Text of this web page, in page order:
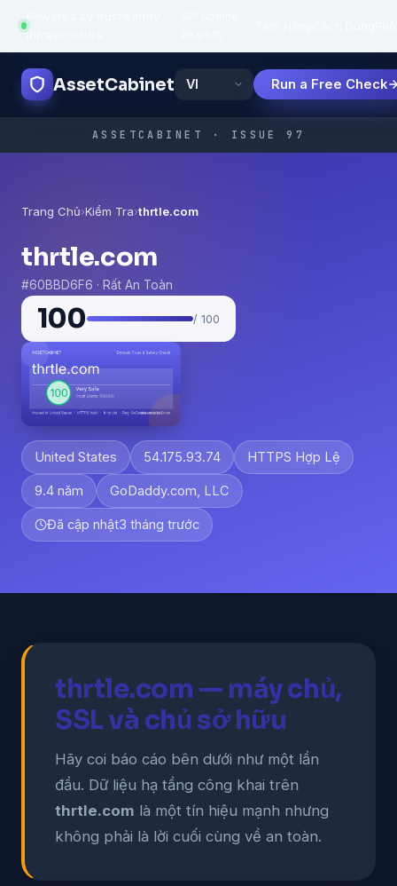
infrastructure
AssetCabinet Run a Free Check
ASSETCABINET · ISSUE 97
Trang Chủ›Kiểm Tra›thrtle.com
thrtle.com
#60BBD6F6 · Rất An Toàn
100 / 100
United States 54.175.93.74 HTTPS Hợp Lệ
9.4 năm GoDaddy.com, LLC
Đã cập nhật3 tháng trước
thrtle.com — máy chủ,
SSL và chủ sở hữu
Hãy coi báo cáo bên dưới như một lần
đầu. Dữ liệu hạ tầng công khai trên
thrtle.com là một tín hiệu mạnh nhưng
không phải là lời cuối cùng về an toàn.